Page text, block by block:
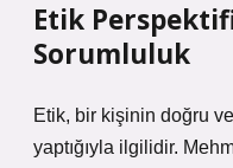
Etik
Sorumluluk
Etik, bir kişinin doğru ve
yaptığıyla ilgilidir.